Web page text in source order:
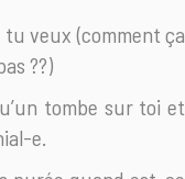
tu veux (comment ça
??)
tombe sur toi et
e.